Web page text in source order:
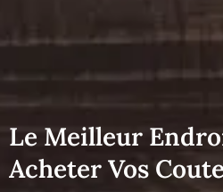
Le Meilleur
Acheter Vos